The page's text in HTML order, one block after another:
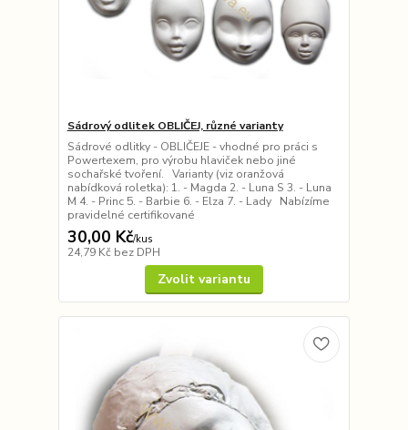
Sádrový odlitek OBLIČEJ, různé varianty
Sádrové odlitky - OBLIČEJE - vhodné pro práci s
Powertexem, pro výrobu hlaviček nebo jiné
sochařské tvoření. Varianty (viz oranžová
nabídková roletka): 1. - Magda 2. - Luna S 3. - Luna
M 4. - Princ 5. - Barbie 6. - Elza 7. - Lady Nabízíme
pravidelné certifikované
30,00 Kč/kus
24,79 Kč bez DPH
Zvolit variantu